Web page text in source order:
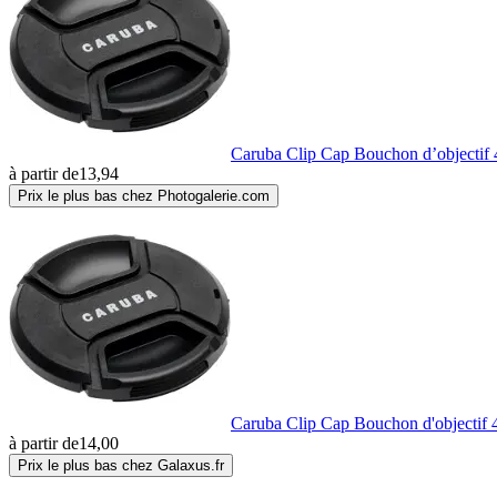
Caruba Clip Cap Bouchon d’objectif
à partir de13,94
Prix le plus bas chez Photogalerie.com
Caruba Clip Cap Bouchon d'objectif
à partir de14,00
Prix le plus bas chez Galaxus.fr